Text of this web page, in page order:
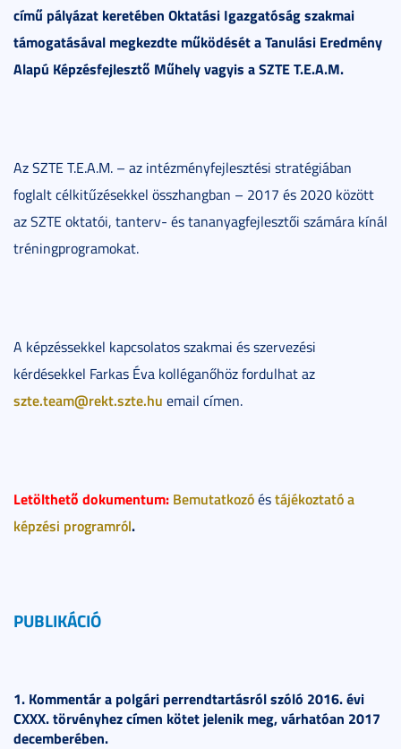
című pályázat keretében Oktatási Igazgatóság szakmai
támogatásával megkezdte működését a Tanulási Eredmény
Alapú Képzésfejlesztő Műhely vagyis a SZTE T.E.A.M.
Az SZTE T.E.A.M. – az intézményfejlesztési stratégiában
foglalt célkitűzésekkel összhangban – 2017 és 2020 között
az SZTE oktatói, tanterv- és tananyagfejlesztői számára kínál
tréningprogramokat.
A képzéssekkel kapcsolatos szakmai és szervezési
kérdésekkel Farkas Éva kolléganőhöz fordulhat az
szte.team@rekt.szte.hu email címen.
Letölthető dokumentum: Bemutatkozóéstájékoztató a
képzési programról.
PUBLIKÁCIÓ
1. Kommentár a polgári perrendtartásról szóló 2016. évi
CXXX. törvényhez címen kötet jelenik meg, várhatóan 2017
decemberében.